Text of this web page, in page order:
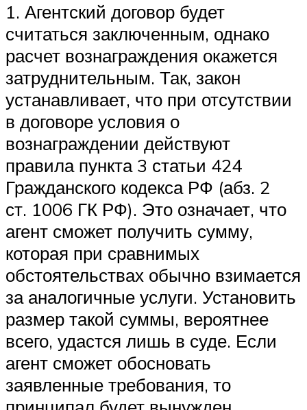
1. Агентский договор будет
считаться заключенным, однако
расчет вознаграждения окажется
затруднительным. Так, закон
устанавливает, что при отсутствии
в договоре условия о
вознаграждении действуют
правила пункта 3 статьи 424
Гражданского кодекса РФ (абз. 2
ст. 1006 ГК РФ). Это означает, что
агент сможет получить сумму,
которая при сравнимых
обстоятельствах обычно взимается
за аналогичные услуги. Установить
размер такой суммы, вероятнее
всего, удастся лишь в суде. Если
агент сможет обосновать
заявленные требования, то